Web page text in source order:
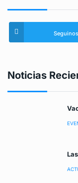
Seguinos
Noticias